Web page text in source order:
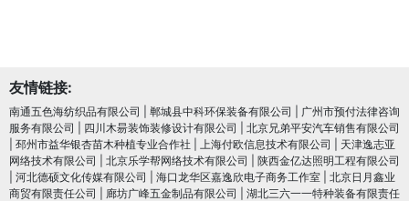
友情链接:
南通五色海纺织品有限公司 郸城县中科环保装备有限公司
广州市预付法律咨询
服务有限公司
四川木昜装饰装修设计有限公司
北京兄弟平安汽车销售有限公司
邳州市益华银杏苗木种植专业合作社 上海付欧信息技术有限公司
天津逸志亚
网络技术有限公司
北京乐学帮网络技术有限公司
陕西金亿达照明工程有限公司
河北德硕文化传媒有限公司 海口龙华区嘉逸欣电子商务工作室
北京日月鑫业
商贸有限责任公司
廊坊广峰五金制品有限公司
湖北三六一一特种装备有限责任